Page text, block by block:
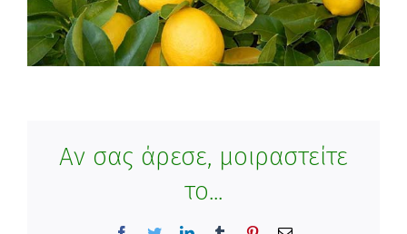
Αν σας άρεσε, μοιραστείτε
το...